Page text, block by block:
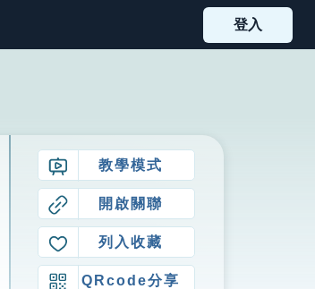
登入
教學模式
開啟關聯
列入收藏
QRcode分享